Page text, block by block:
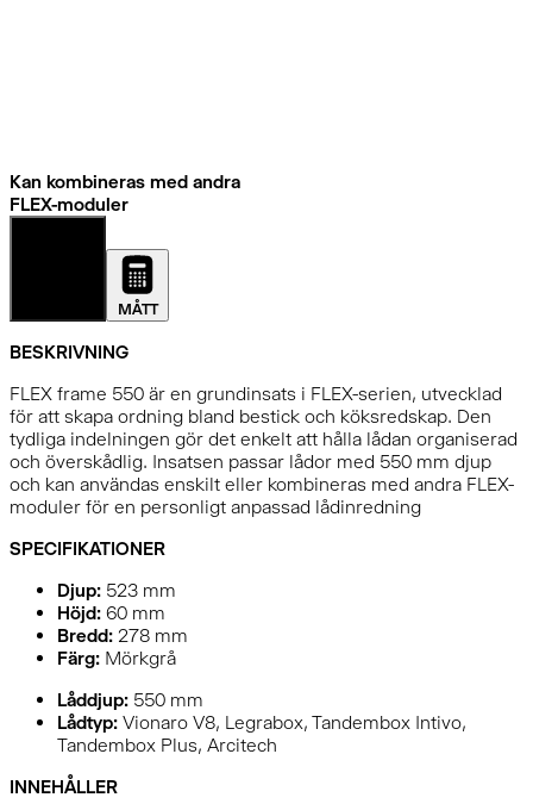
Kan kombineras med andra
FLEX-moduler
MÅTT
BESKRIVNING
FLEX frame 550 är en grundinsats i FLEX-serien, utvecklad
för att skapa ordning bland bestick och köksredskap. Den
tydliga indelningen gör det enkelt att hålla lådan organiserad
och överskådlig. Insatsen passar lådor med 550 mm djup
och kan användas enskilt eller kombineras med andra FLEX-
moduler för en personligt anpassad lådinredning
SPECIFIKATIONER
Djup: 523 mm
Höjd: 60 mm
Bredd: 278 mm
Färg: Mörkgrå
Låddjup: 550 mm
Lådtyp: Vionaro V8, Legrabox, Tandembox Intivo,
Tandembox Plus, Arcitech
INNEHÅLLER